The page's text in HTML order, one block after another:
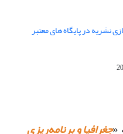
نشریه در پایگاه های معتبر
«جغرافیا و برنامه‌ریزی